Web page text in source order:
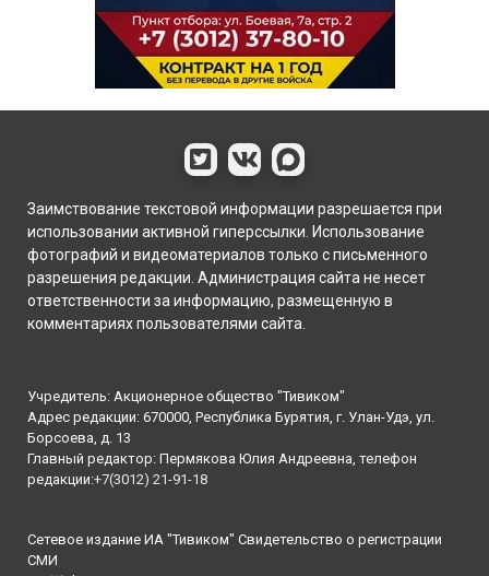
Заимствование текстовой информации разрешается при
использовании активной гиперссылки. Использование
фотографий и видеоматериалов только с письменного
разрешения редакции. Администрация сайта не несет
ответственности за информацию, размещенную в
комментариях пользователями сайта.
Учредитель: Акционерное общество "Тивиком"
Адрес редакции: 670000, Республика Бурятия, г. Улан-Удэ, ул.
Борсоева, д. 13
Главный редактор: Пермякова Юлия Андреевна, телефон
редакции:+7(3012) 21-91-18
Сетевое издание ИА "Тивиком" Свидетельство о регистрации
СМИ